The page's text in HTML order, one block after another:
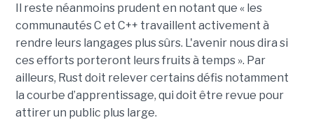
Il reste néanmoins prudent en notant que « les
communautés C et C++ travaillent activement à
rendre leurs langages plus sûrs. L'avenir nous dira si
ces efforts porteront leurs fruits à temps ». Par
ailleurs, Rust doit relever certains défis notamment
la courbe d’apprentissage, qui doit être revue pour
attirer un public plus large.